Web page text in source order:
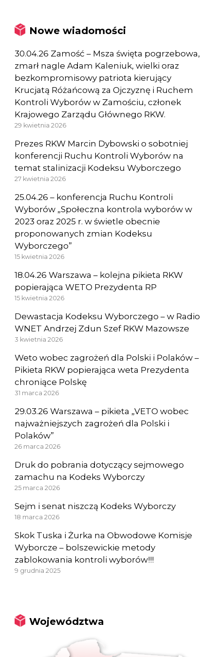
Nowe wiadomości
30.04.26 Zamość – Msza święta pogrzebowa,
zmarł nagle Adam Kaleniuk, wielki oraz
bezkompromisowy patriota kierujący
Krucjatą Różańcową za Ojczyznę i Ruchem
Kontroli Wyborów w Zamościu, członek
Krajowego Zarządu Głównego RKW.
29 kwietnia 2026
Prezes RKW Marcin Dybowski o sobotniej
konferencji Ruchu Kontroli Wyborów na
temat stalinizacji Kodeksu Wyborczego
27 kwietnia 2026
25.04.26 – konferencja Ruchu Kontroli
Wyborów „Społeczna kontrola wyborów w
2023 oraz 2025 r. w świetle obecnie
proponowanych zmian Kodeksu
Wyborczego”
15 kwietnia 2026
18.04.26 Warszawa – kolejna pikieta RKW
popierająca WETO Prezydenta RP
15 kwietnia 2026
Dewastacja Kodeksu Wyborczego – w Radio
WNET Andrzej Zdun Szef RKW Mazowsze
3 kwietnia 2026
Weto wobec zagrożeń dla Polski i Polaków –
Pikieta RKW popierająca weta Prezydenta
chroniące Polskę
31 marca 2026
29.03.26 Warszawa – pikieta „VETO wobec
najważniejszych zagrożeń dla Polski i
Polaków”
26 marca 2026
Druk do pobrania dotyczący sejmowego
zamachu na Kodeks Wyborczy
25 marca 2026
Sejm i senat niszczą Kodeks Wyborczy
18 marca 2026
Skok Tuska i Żurka na Obwodowe Komisje
Wyborcze – bolszewickie metody
zablokowania kontroli wyborów!!!
9 grudnia 2025
Województwa